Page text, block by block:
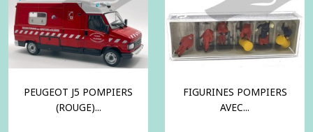
PEUGEOT J5 POMPIERS
(ROUGE)...
FIGURINES POMPIERS
AVEC...